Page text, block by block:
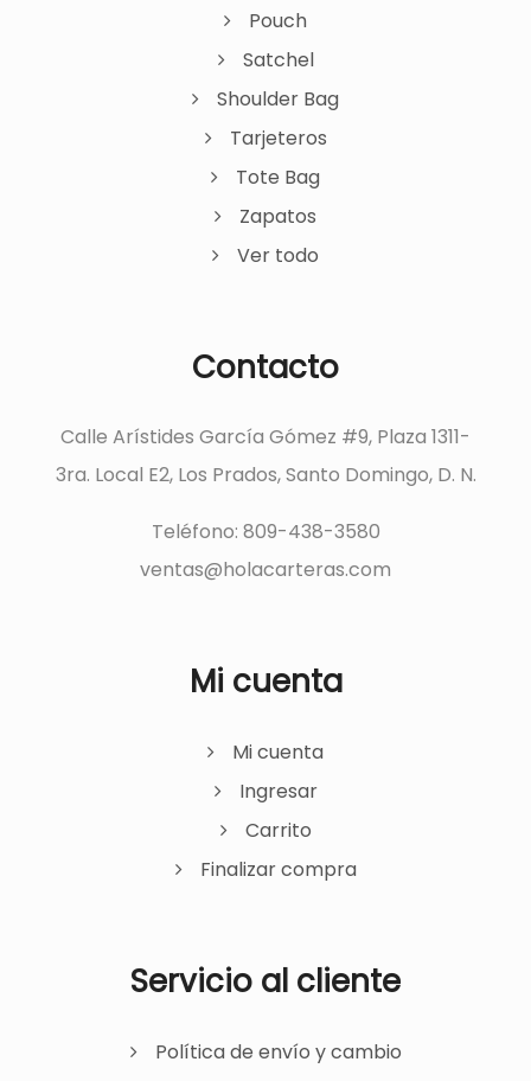
Pouch
Satchel
Shoulder Bag
Tarjeteros
Tote Bag
Zapatos
Ver todo
Contacto
Calle Arístides García Gómez #9, Plaza 1311-
3ra. Local E2, Los Prados, Santo Domingo, D. N.
Teléfono: 809-438-3580
ventas@holacarteras.com
Mi cuenta
Mi cuenta
Ingresar
Carrito
Finalizar compra
Servicio al cliente
Política de envío y cambio